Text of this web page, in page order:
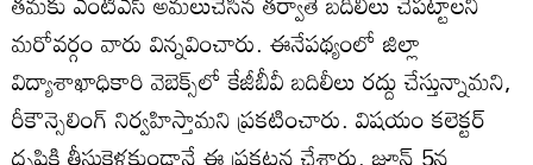
మరోవర్గం వారు విన్నవించారు. ఈనేపథ్యంలో జిల్లా
విద్యాశాఖాధికారి వెబెక్స్‌లో కేజీబీవీ బదిలీలు రద్దు చేస్తున్నామని,
రీకౌన్సెలింగ్‌ నిర్వహిస్తామని ప్రకటించారు. విషయం కలెక్టర్‌